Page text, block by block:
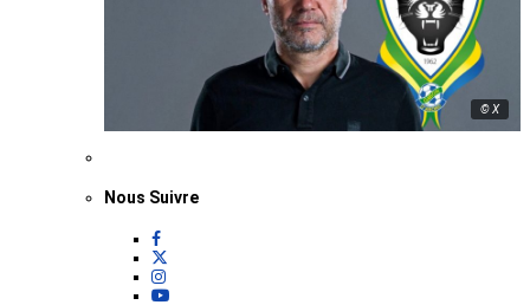
© X
Nous Suivre